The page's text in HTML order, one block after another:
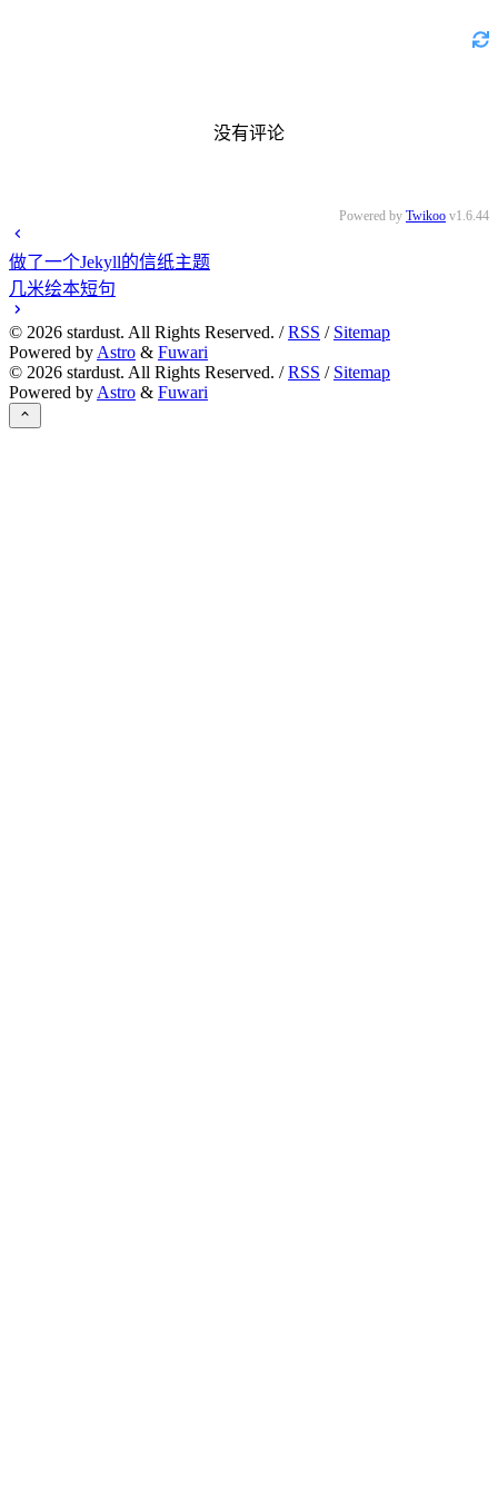
没有评论
Powered by Twikoo v1.6.44
做了一个Jekyll的信纸主题
几米绘本短句
© 2026 stardust. All Rights Reserved. /RSS / Sitemap
Powered by Astro & Fuwari
© 2026 stardust. All Rights Reserved. /RSS / Sitemap
Powered by Astro & Fuwari